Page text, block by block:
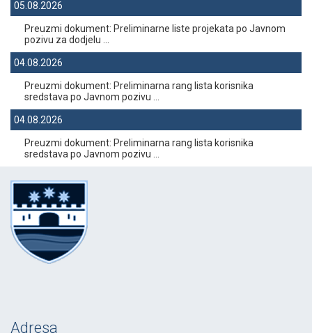
05.08.2026
Preuzmi dokument: Preliminarne liste projekata po Javnom
pozivu za dodjelu ...
04.08.2026
Preuzmi dokument: Preliminarna rang lista korisnika
sredstava po Javnom pozivu ...
04.08.2026
Preuzmi dokument: Preliminarna rang lista korisnika
sredstava po Javnom pozivu ...
Adresa